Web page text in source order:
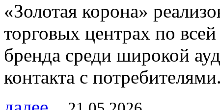
«Золотая корона»
торговых центрах по
бренда среди широкой
контакта с